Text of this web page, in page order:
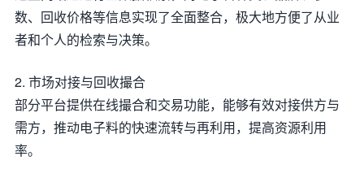
数、回收价格等信息实现了全面整合，极大地方便了从业
者和个人的检索与决策。
2. 市场对接与回收撮合
部分平台提供在线撮合和交易功能，能够有效对接供方与
需方，推动电子料的快速流转与再利用，提高资源利用
率。